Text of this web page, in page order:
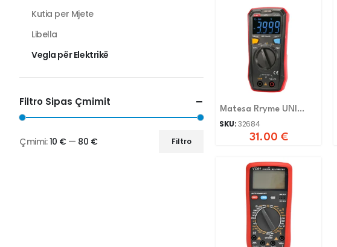
Matesa Rryme UNI
UT123D
SKU:32684
31.00 €
Kutia per Mjete
Libella
Vegla për Elektrikë
Filtro Sipas Çmimit
Filtro
Çmimi:10 €— 80 €